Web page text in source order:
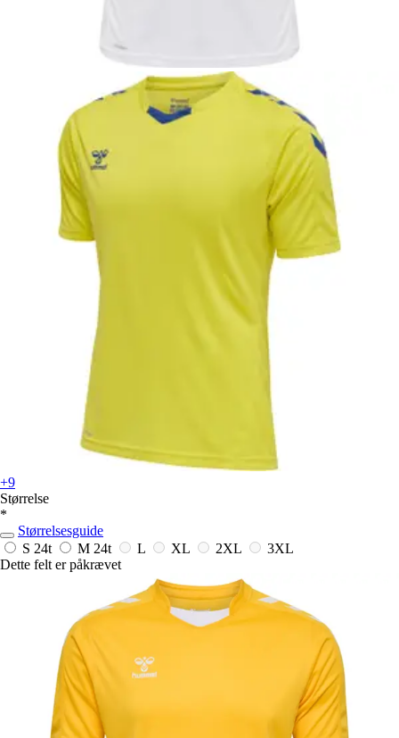
+9
Størrelse
*
Størrelsesguide
S 24t M 24t L XL 2XL
3XL
Dette felt er påkrævet